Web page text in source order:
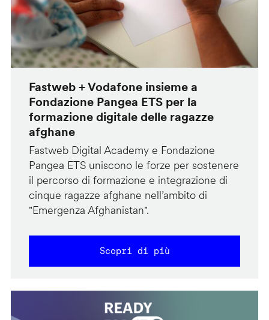
Fastweb + Vodafone insieme a
Fondazione Pangea ETS per la
formazione digitale delle ragazze
afghane
Fastweb Digital Academy e Fondazione
Pangea ETS uniscono le forze per sostenere
il percorso di formazione e integrazione di
cinque ragazze afghane nell’ambito di
"Emergenza Afghanistan".
Scopri di più